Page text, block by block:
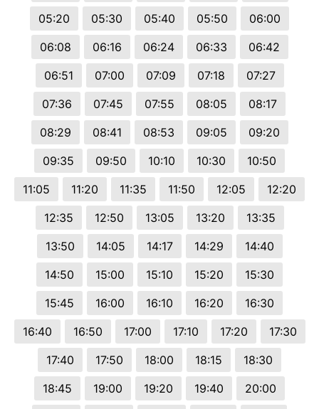
05:20
05:30 05:40 05:50
06:00
06:08
06:16 06:24 06:33
06:42
06:51
07:00 07:09 07:18
07:27
07:36
07:45 07:55 08:05
08:17
08:29
08:41 08:53 09:05
09:20
09:35
09:50 10:10 10:30
10:50
11:05
11:20 11:35 11:50 12:05
12:20
12:35
12:50 13:05 13:20
13:35
13:50
14:05 14:17 14:29
14:40
14:50
15:00 15:10 15:20
15:30
15:45
16:00 16:10 16:20
16:30
16:40
16:50 17:00 17:10 17:20
17:30
17:40
17:50 18:00 18:15
18:30
18:45
19:00 19:20 19:40
20:00